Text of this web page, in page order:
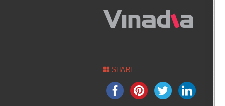
SHARE